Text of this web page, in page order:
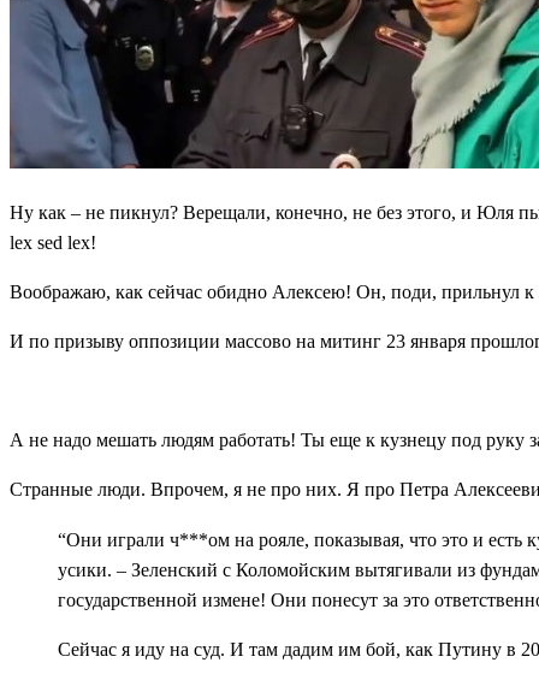
Ну как – не пикнул? Верещали, конечно, не без этого, и Юля
lex sed lex!
Воображаю, как сейчас обидно Алексею! Он, поди, прильнул к
И по призыву оппозиции массово на митинг 23 января
А не надо мешать людям работать! Ты еще к кузнецу под руку
Странные люди. Впрочем, я не про них. Я про Петра
“Они играли ч***ом на рояле, показывая, что это и есть
усики. – Зеленский с Коломойским вытягивали из
государственной измене! Они понесут за это
Сейчас я иду на суд. И там дадим им бой, как Путину в